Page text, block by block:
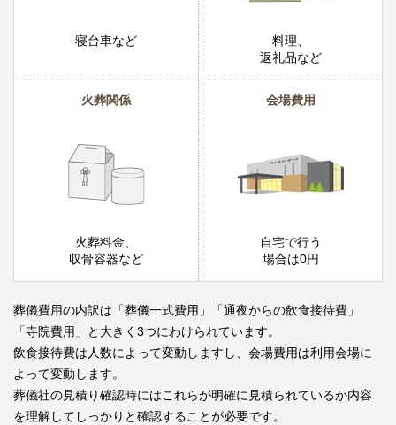
寝台車など
料理、
返礼品など
火葬関係
火葬料金、
収骨容器など
会場費用
自宅で行う
場合は0円
葬儀費用の内訳は「葬儀一式費用」「通夜からの飲食接待費」
「寺院費用」と大きく3つにわけられています。
飲食接待費は人数によって変動しますし、会場費用は利用会場に
よって変動します。
葬儀社の見積り確認時にはこれらが明確に見積られているか内容
を理解してしっかりと確認することが必要です。